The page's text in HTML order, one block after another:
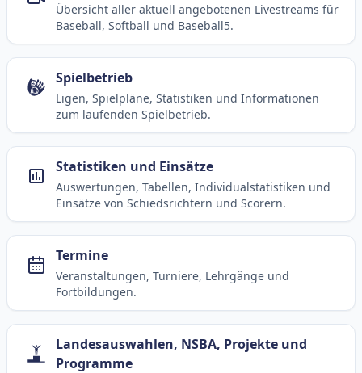
Übersicht aller aktuell angebotenen Livestreams für
Baseball, Softball und Baseball5.
Spielbetrieb
Ligen, Spielpläne, Statistiken und Informationen
zum laufenden Spielbetrieb.
Statistiken und Einsätze
Auswertungen, Tabellen, Individualstatistiken und
Einsätze von Schiedsrichtern und Scorern.
Termine
Veranstaltungen, Turniere, Lehrgänge und
Fortbildungen.
Landesauswahlen, NSBA, Projekte und
Programme